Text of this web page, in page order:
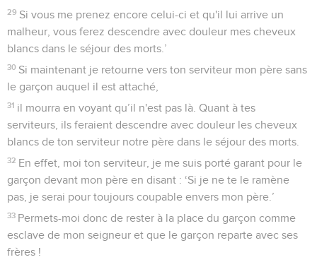
29 Si vous me prenez encore celui-ci et qu'il lui arrive un
malheur, vous ferez descendre avec douleur mes cheveux
blancs dans le séjour des morts.’
30 Si maintenant je retourne vers ton serviteur mon père sans
le garçon auquel il est attaché,
31 il mourra en voyant qu’il n'est pas là. Quant à tes
serviteurs, ils feraient descendre avec douleur les cheveux
blancs de ton serviteur notre père dans le séjour des morts.
32 En effet, moi ton serviteur, je me suis porté garant pour le
garçon devant mon père en disant : ‘Si je ne te le ramène
pas, je serai pour toujours coupable envers mon père.’
33 Permets-moi donc de rester à la place du garçon comme
esclave de mon seigneur et que le garçon reparte avec ses
frères !